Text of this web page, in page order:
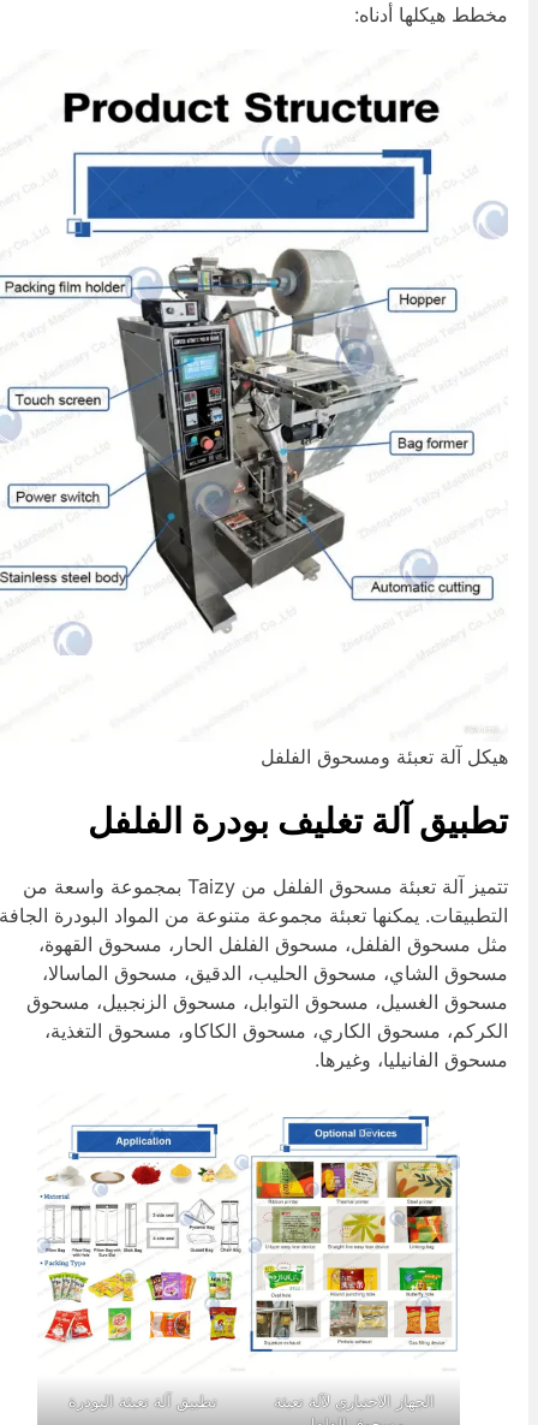
مخطط هيكلها أدناه:
هيكل آلة تعبئة ومسحوق الفلفل
تطبيق آلة تغليف بودرة الفلفل
تتميز آلة تعبئة مسحوق الفلفل من Taizy بمجموعة واسعة من
التطبيقات. يمكنها تعبئة مجموعة متنوعة من المواد البودرة الجافة،
مثل مسحوق الفلفل، مسحوق الفلفل الحار، مسحوق القهوة،
مسحوق الشاي، مسحوق الحليب، الدقيق، مسحوق الماسالا،
مسحوق الغسيل، مسحوق التوابل، مسحوق الزنجبيل، مسحوق
الكركم، مسحوق الكاري، مسحوق الكاكاو، مسحوق التغذية،
مسحوق الفانيليا، وغيرها.
الجهاز الاختياري لآلة تعبئة
تطبيق آلة تعبئة البودرة